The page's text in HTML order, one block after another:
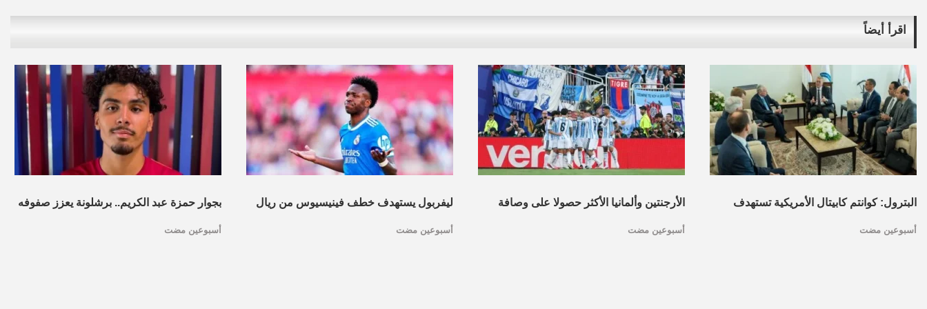
اقرأ أيضاً
البترول: كوانتم كابيتال الأمريكية تستهدف
أسبوعين مضت
الأرجنتين وألمانيا الأكثر حصولا على وصافة
أسبوعين مضت
ليفربول يستهدف خطف فينيسيوس من ريال
أسبوعين مضت
بجوار حمزة عبد الكريم.. برشلونة يعزز صفوفه
أسبوعين مضت